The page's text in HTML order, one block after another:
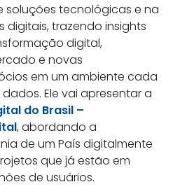
soluções tecnológicas e na
trazendo insights
digital,
e novas
em um ambiente cada
Ele vai apresentar a
do Brasil –
, abordando a
de um País digitalmente
que já estão em
de usuários.